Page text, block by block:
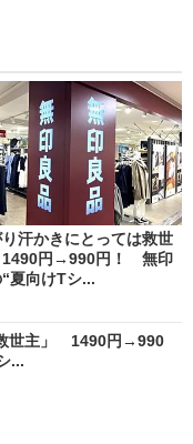
り汗かきにとっては救世
円→990円！ 無印
夏向けTシ...
救世主」 1490円→990
...